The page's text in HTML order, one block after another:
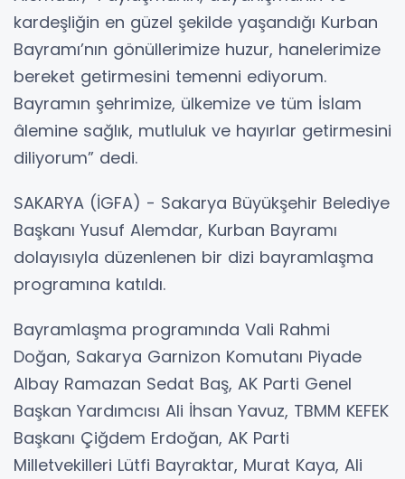
kardeşliğin en güzel şekilde yaşandığı Kurban
Bayramı’nın gönüllerimize huzur, hanelerimize
bereket getirmesini temenni ediyorum.
Bayramın şehrimize, ülkemize ve tüm İslam
âlemine sağlık, mutluluk ve hayırlar getirmesini
diliyorum” dedi.
SAKARYA (İGFA) - Sakarya Büyükşehir Belediye
Başkanı Yusuf Alemdar, Kurban Bayramı
dolayısıyla düzenlenen bir dizi bayramlaşma
programına katıldı.
Bayramlaşma programında Vali Rahmi
Doğan, Sakarya Garnizon Komutanı Piyade
Albay Ramazan Sedat Baş, AK Parti Genel
Başkan Yardımcısı Ali İhsan Yavuz, TBMM KEFEK
Başkanı Çiğdem Erdoğan, AK Parti
Milletvekilleri Lütfi Bayraktar, Murat Kaya, Ali